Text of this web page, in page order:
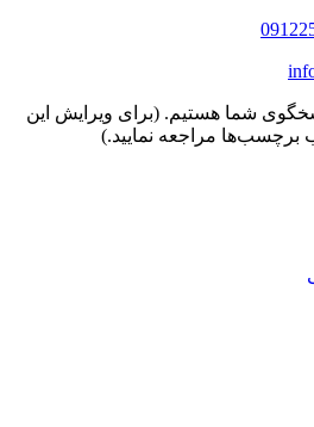
هفته پاسخگوی شما هستیم. (برای ویرایش این
برچسب‌ها مراجعه نمایید.)